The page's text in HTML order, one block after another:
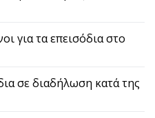
για τα επεισόδια στο
σε διαδήλωση κατά της